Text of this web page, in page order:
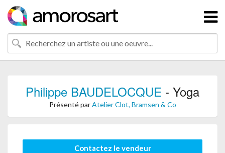
Philippe BAUDELOCQUE - Yoga
Présenté parAtelier Clot, Bramsen & Co
Contactez le vendeur